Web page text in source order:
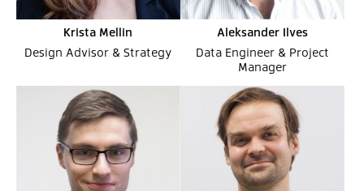
Krista Mellin
Design Advisor & Strategy
Aleksander Ilves
Data Engineer & Project
Manager